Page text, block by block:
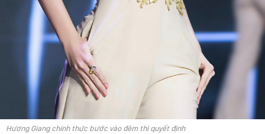
Hương Giang chính thức bước vào đêm thi quyết định